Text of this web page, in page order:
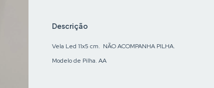
Descrição
Vela Led 11x5 cm. NÃO ACOMPANHA PILHA.
Modelo de Pilha. AA